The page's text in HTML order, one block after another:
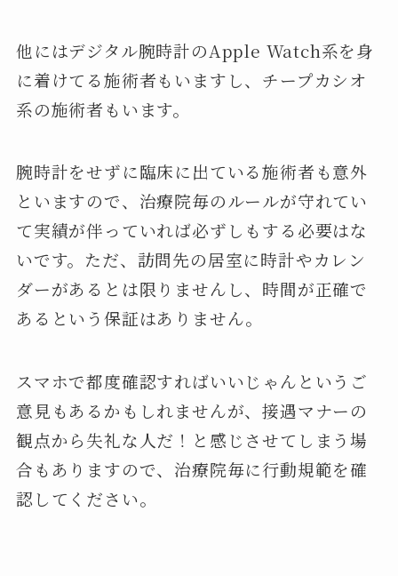
他にはデジタル腕時計のApple Watch系を身
に着けてる施術者もいますし、チープカシオ
系の施術者もいます。
腕時計をせずに臨床に出ている施術者も意外
といますので、治療院毎のルールが守れてい
て実績が伴っていれば必ずしもする必要はな
いです。ただ、訪問先の居室に時計やカレン
ダーがあるとは限りませんし、時間が正確で
あるという保証はありません。
スマホで都度確認すればいいじゃんというご
意見もあるかもしれませんが、接遇マナーの
観点から失礼な人だ！と感じさせてしまう場
合もありますので、治療院毎に行動規範を確
認してください。